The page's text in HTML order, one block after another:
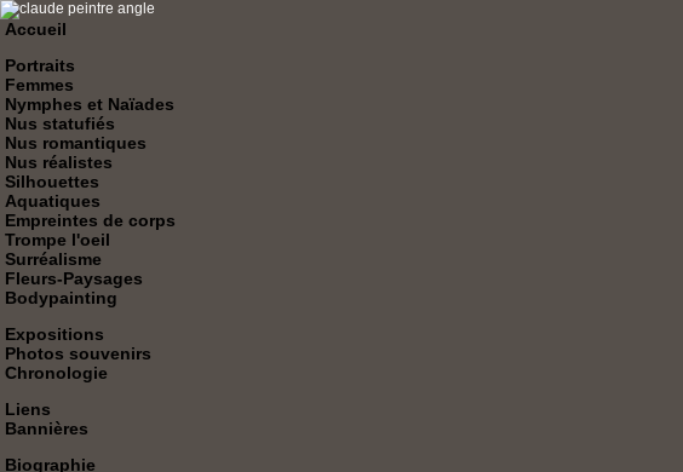
Accueil
Portraits
Femmes
Nymphes et Naïades
Nus statufiés
Nus romantiques
Nus réalistes
Silhouettes
Aquatiques
Empreintes de corps
Trompe l'oeil
Surréalisme
Fleurs-Paysages
Bodypainting
Expositions
Photos souvenirs
Chronologie
Liens
Bannières
Biographie